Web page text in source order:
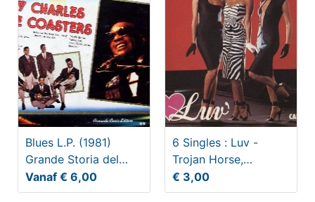
Blues L.P. (1981)
Grande Storia del
Rock nr. 5 Ray
Charles
Vanaf € 6,00
6 Singles : Luv -
Trojan Horse,
Casanova, One more
little
€ 3,00